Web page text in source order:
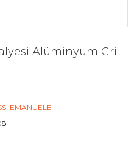
Alüminyum Gri
EMANUELE